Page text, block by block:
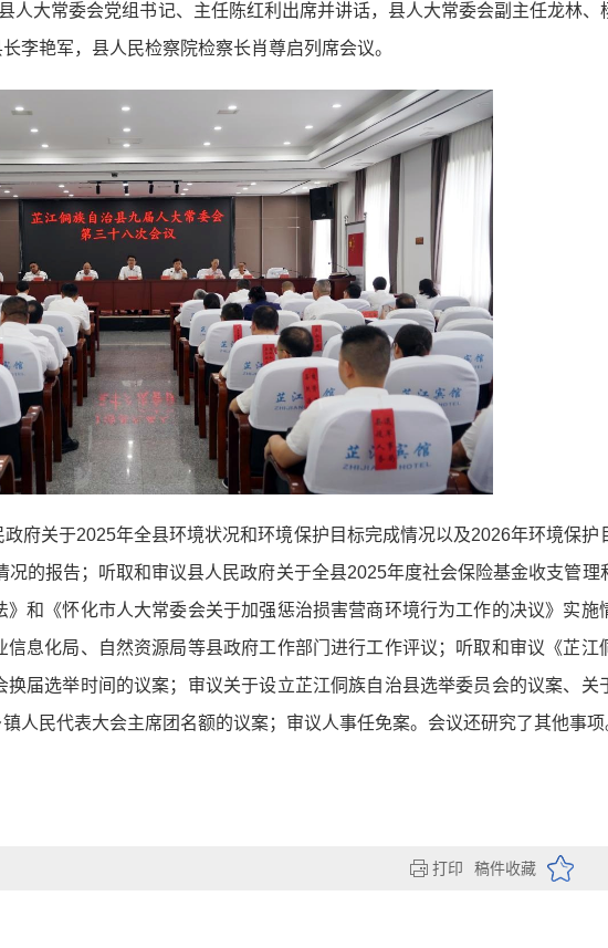
大常委会党组书记、主任陈红利出席并讲话，县人大常委会副主任龙林、
李艳军，县人民检察院检察长肖尊启列席会议。
府关于2025年全县环境状况和环境保护目标完成情况以及2026年环境保护
的报告；听取和审议县人民政府关于全县2025年度社会保险基金收支管理
和《怀化市人大常委会关于加强惩治损害营商环境行为工作的决议》实施
息化局、自然资源局等县政府工作部门进行工作评议；听取和审议《芷江
届选举时间的议案；审议关于设立芷江侗族自治县选举委员会的议案、关
人民代表大会主席团名额的议案；审议人事任免案。会议还研究了其他事项
稿件收藏
打印